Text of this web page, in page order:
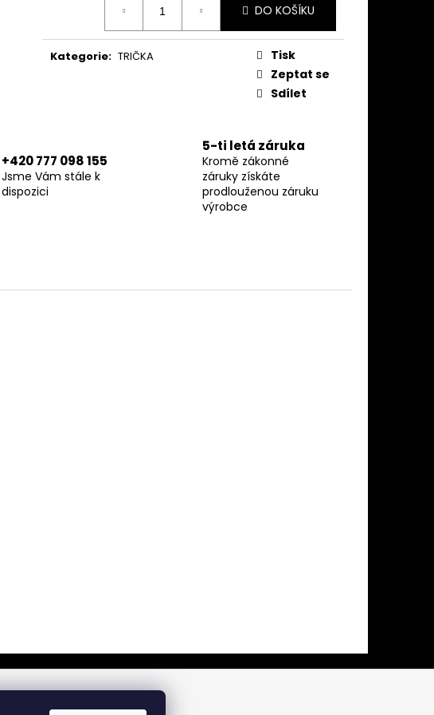
DO KOŠÍKU
Kategorie: TRIČKA
Tisk
Zeptat se
Sdílet
+420 777 098 155
Jsme Vám stále k
dispozici
5-ti letá záruka
Kromě zákonné
záruky získáte
prodlouženou záruku
výrobce